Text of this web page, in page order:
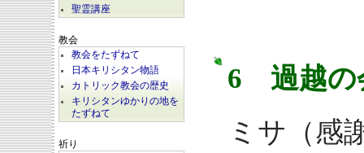
聖霊講座
教会
教会をたずねて
日本キリシタン物語
カトリック教会の歴史
キリシタンゆかりの地を
たずねて
祈り
6 過越の
ミサ（感